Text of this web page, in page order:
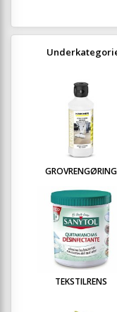
GROVRENGØRING
TEKSTILRENS